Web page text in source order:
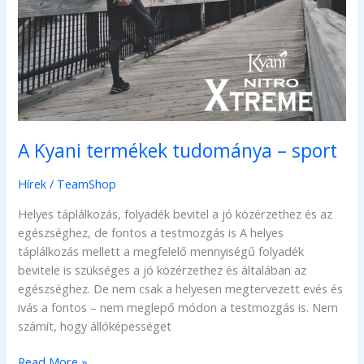
A Kyani termékek tudománya – sport
Hírek / TeamShop
Helyes táplálkozás, folyadék bevitel a jó közérzethez és az
egészséghez, de fontos a testmozgás is A helyes
táplálkozás mellett a megfelelő mennyiségű folyadék
bevitele is szükséges a jó közérzethez és általában az
egészséghez. De nem csak a helyesen megtervezett evés és
ivás a fontos – nem meglepő módon a testmozgás is. Nem
számít, hogy állóképességet